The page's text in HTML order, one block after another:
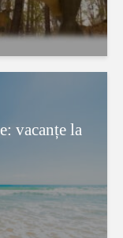
vacanțe la